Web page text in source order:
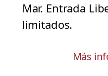
Mar. Entrada
limitados.
Más